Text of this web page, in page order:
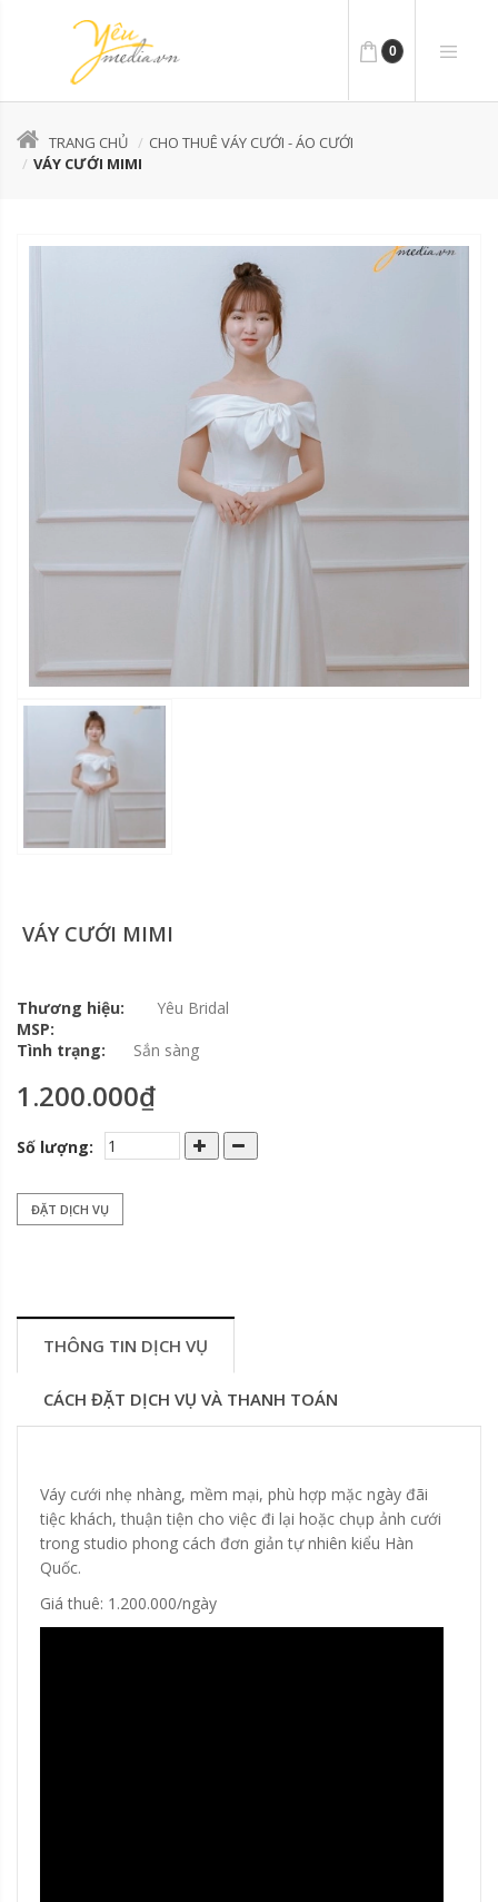
0
TRANG CHỦ
CHO THUÊ VÁY CƯỚI - ÁO CƯỚI
VÁY CƯỚI MIMI
VÁY CƯỚI MIMI
Thương hiệu:
Yêu Bridal
MSP:
Tình trạng:
Sắn sàng
1.200.000₫
Số lượng:
ĐẶT DỊCH VỤ
THÔNG TIN DỊCH VỤ
CÁCH ĐẶT DỊCH VỤ VÀ THANH TOÁN
Váy cưới nhẹ nhàng, mềm mại, phù hợp mặc ngày đãi
tiệc khách, thuận tiện cho việc đi lại hoặc chụp ảnh cưới
trong studio phong cách đơn giản tự nhiên kiểu Hàn
Quốc.
Giá thuê: 1.200.000/ngày